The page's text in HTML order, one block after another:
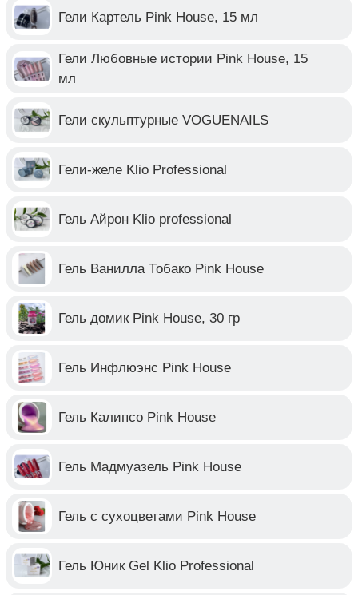
Гели Картель Pink House, 15 мл
Гели Любовные истории Pink House, 15
мл
Гели скульптурные VOGUENAILS
Гели-желе Klio Professional
Гель Айрон Klio professional
Гель Ванилла Тобако Pink House
Гель домик Pink House, 30 гр
Гель Инфлюэнс Pink House
Гель Калипсо Pink House
Гель Мадмуазель Pink House
Гель с сухоцветами Pink House
Гель Юник Gel Klio Professional